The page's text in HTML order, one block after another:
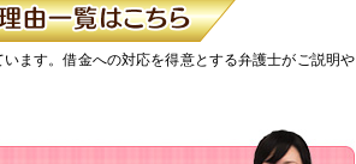
ます。借金への対応を得意とする弁護士がご説明や